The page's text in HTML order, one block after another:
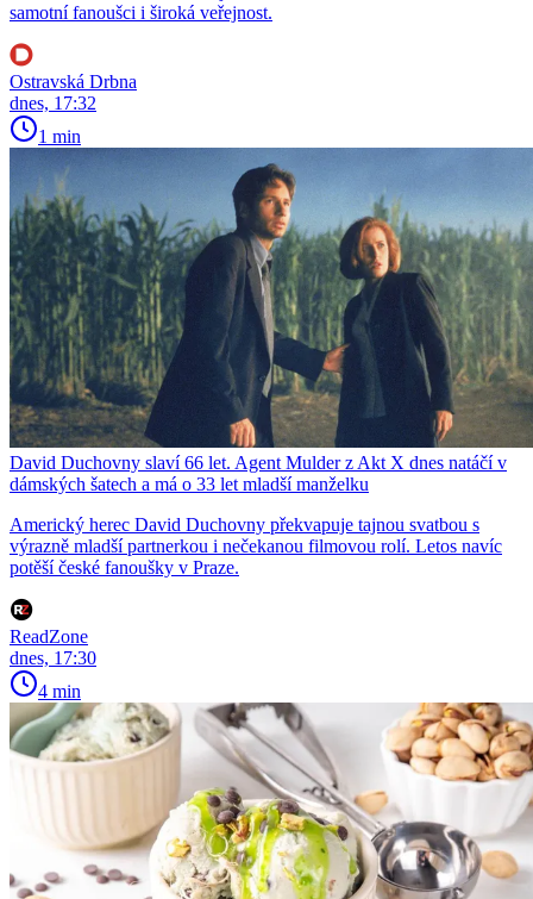
samotní fanoušci i široká veřejnost.
Ostravská Drbna
dnes, 17:32
1 min
David Duchovny slaví 66 let. Agent Mulder z Akt X dnes natáčí v
dámských šatech a má o 33 let mladší manželku
Americký herec David Duchovny překvapuje tajnou svatbou s
výrazně mladší partnerkou i nečekanou filmovou rolí. Letos navíc
potěší české fanoušky v Praze.
ReadZone
dnes, 17:30
4 min